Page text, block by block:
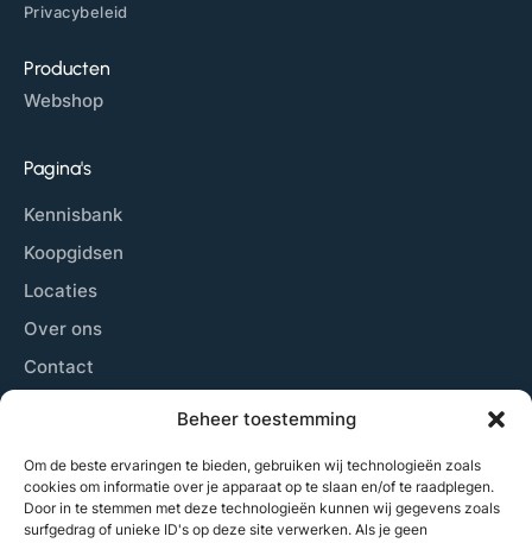
Beheer toestemming
Om de beste ervaringen te bieden, gebruiken wij technologieën zoals
cookies om informatie over je apparaat op te slaan en/of te raadplegen.
Door in te stemmen met deze technologieën kunnen wij gegevens zoals
surfgedrag of unieke ID's op deze site verwerken. Als je geen
Privacybeleid
Producten
Webshop
Pagina's
Kennisbank
Koopgidsen
Locaties
Over ons
Contact
Laatste nieuws